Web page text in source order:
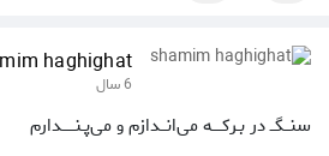
haghighat
6 سال
سنــگــ در بـرکــــه می‌انــدازم و می‌‌پـنـــــدارم